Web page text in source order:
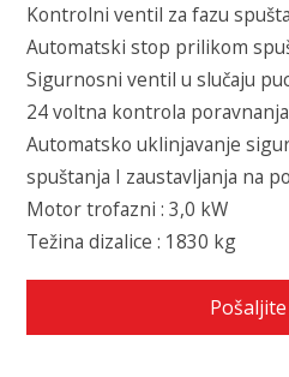
Kontrolni ventil za fazu
Automatski stop prilikom
Sigurnosni ventil u slučaju
24 voltna kontrola poravnanja
Automatsko uklinjavanje
spuštanja I zaustavljanja na
Motor trofazni : 3,0 kW
Težina dizalice : 1830 kg